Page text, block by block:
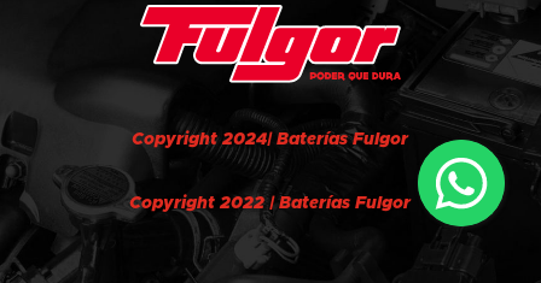
Copyright 2024| Baterías Fulgor
Copyright 2022 | Baterías Fulgor